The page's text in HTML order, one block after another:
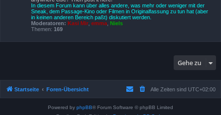
In diesem Forum kann über alles andere, was mehr oder weniger mit der
Sneak, dem Passage-Kino oder Filmen in Originalfassung zu tun hat (aber
in keinen anderen Bereich paßt) diskutiert werden.
Moderatoren: Kasi Mir emma Niels
Themen: 169
Gehe zu
Startseite Foren-Übersicht Alle Zeiten sind UTC+02:00
Powered by phpBB® Forum Software © phpBB Limited